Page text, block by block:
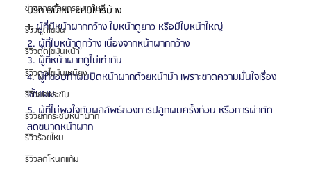
ข่าวสารศัลยกรรมเกาหลี
รีวิวดูดไขมัน
รีวิวดูดไขมันหน้า
รีวิวดูดไขมันเหนียง
รีวิวยกกระชับ
รีวิวยกกระชับหน้าผาก
รีวิวร้อยไหม
รีวิวลดโหนกแก้ม
บริการนี้เหมาะกับใครบ้าง
1. ผู้ที่มีหน้าผากกว้าง ใบหน้าดูยาว หรือมีใบหน้าใหญ่
2. ผู้ที่ใบหน้าดูกว้าง เนื่องจากหน้าผากกว้าง
3. ผู้ที่หน้าผากดูไม่เท่ากัน
4. ผู้ที่ชอบทำผมปิดหน้าผากด้วยหน้าม้า เพราะขาดความมั่นใจเรื่อง
เส้นผม
5. ผู้ที่ไม่พอใจกับผลลัพธ์ของการปลูกผมครั้งก่อน หรือการผ่าตัด
ลดขนาดหน้าผาก